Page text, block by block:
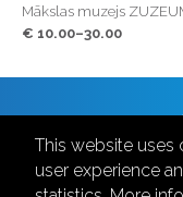
This website uses
user experience
Mākslas muzejs
€ 10.00–30.00
Follow us